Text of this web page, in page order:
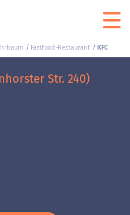
Fastfood-Restaurant KFC
Str. 240)